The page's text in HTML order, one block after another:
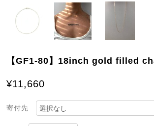
【GF1-80】18inch gold filled
¥11,660
寄付先